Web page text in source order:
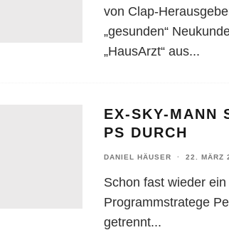
von Clap-
„gesunden“
„HausArzt“ aus...
EX-SKY-MANN
PS DURCH
DANIEL HÄUSER · 22. MÄRZ
Schon fast wieder
Programmstratege
getrennt...